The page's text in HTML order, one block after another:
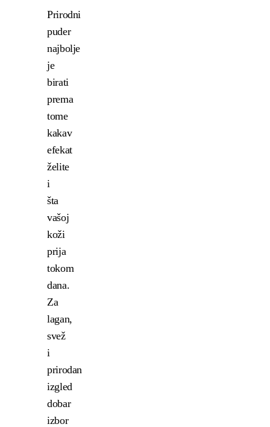
Prirodni
puder
najbolje
je
birati
prema
tome
kakav
efekat
želite
i
šta
vašoj
koži
prija
tokom
dana.
Za
lagan,
svež
i
prirodan
izgled
dobar
izbor